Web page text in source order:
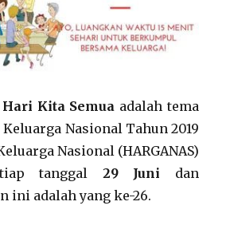
Kita Semua adalah tema
Nasional Tahun 2019
Nasional (HARGANAS)
tanggal 29 Juni dan
ini adalah yang ke-26.